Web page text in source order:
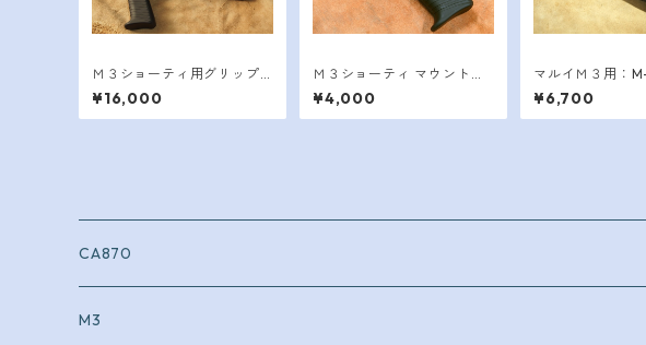
Ｍ３ショーティ用グリップ
改 （マウントベース＋スト
ックモジュール追加）
¥16,000
Ｍ３ショーティ マウントベ
ースつきグリップ
¥4,000
マルイＭ３用：
アエンド
¥6,700
CA870
外装
M3